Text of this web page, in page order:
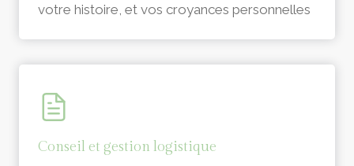
votre histoire, et vos croyances personnelles
Conseil et gestion logistique